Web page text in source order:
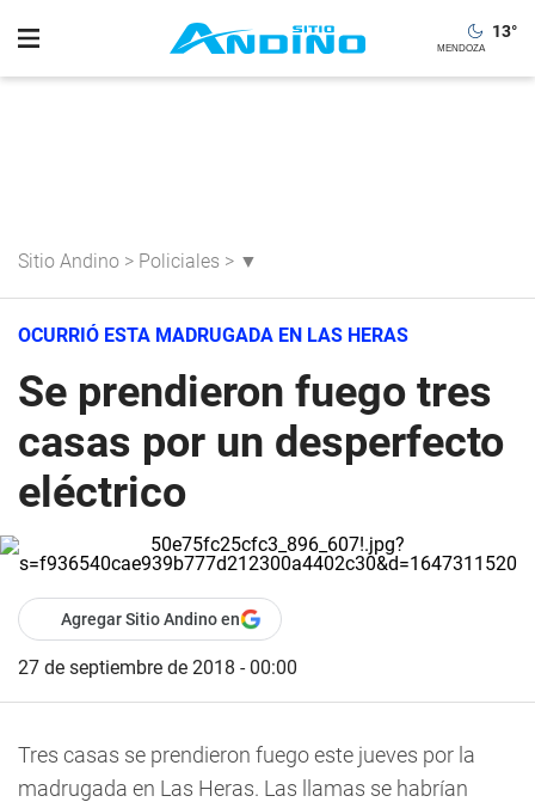
13°
Sitio Andino > Policiales > ▼
OCURRIÓ ESTA MADRUGADA EN LAS HERAS
Se prendieron fuego tres
casas por un desperfecto
eléctrico
Agregar Sitio Andino en
27 de septiembre de 2018 - 00:00
Tres casas se prendieron fuego este jueves por la
madrugada en Las Heras. Las llamas se habrían